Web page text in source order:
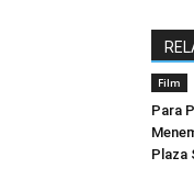
Film
Para
Plaza